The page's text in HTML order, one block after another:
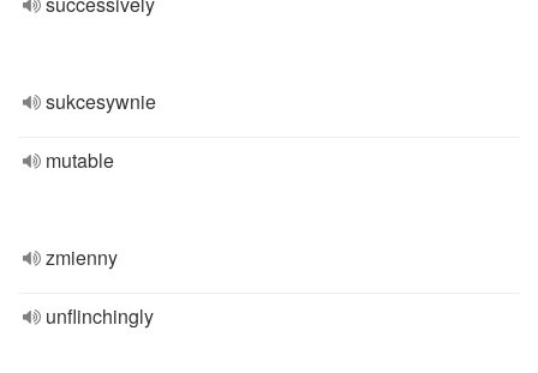
sukcesywnie
mutable
zmienny
unflinchingly